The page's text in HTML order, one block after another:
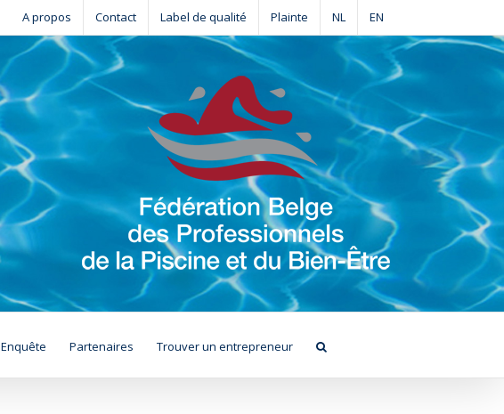
A propos Contact Label de qualité Plainte NL EN
Enquête Partenaires Trouver un entrepreneur